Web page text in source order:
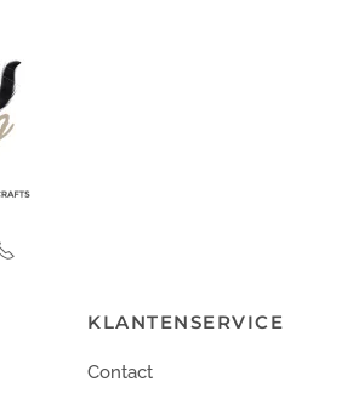
KLANTENSERVICE
Contact